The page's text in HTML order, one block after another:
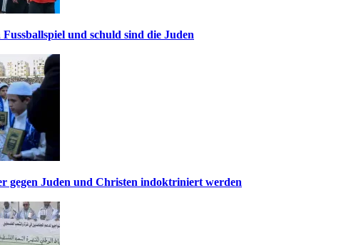
und schuld sind die Juden
gegen Juden und Christen indoktriniert werden